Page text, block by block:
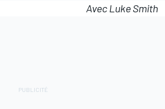
Avec Luke Smith